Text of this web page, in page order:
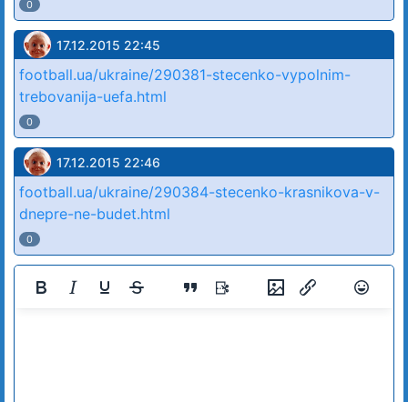
0
17.12.2015 22:45
football.ua/ukraine/290381-stecenko-vypolnim-
trebovanija-uefa.html
0
17.12.2015 22:46
football.ua/ukraine/290384-stecenko-krasnikova-v-
dnepre-ne-budet.html
0